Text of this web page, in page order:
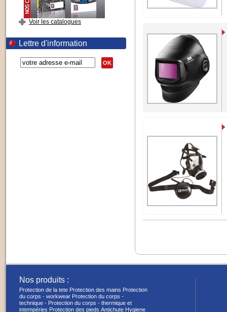
Voir les catalogues
Lettre d'information
OK
Nos produits :
Protection de la tete Protection des mains Protection
du corps - workwear Protection du corps -
technique - Protection du corps - thermique et
intempéries Protection des pieds Antichute Hygiene